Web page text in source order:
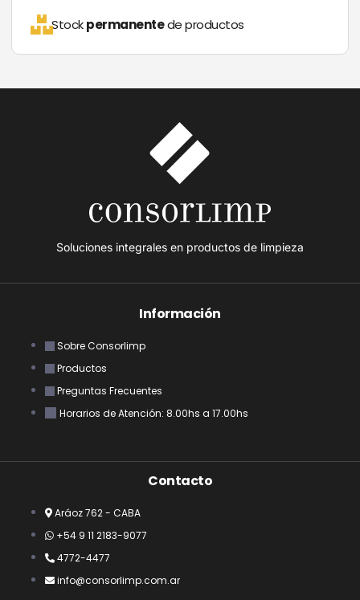
Stockpermanentede productos
Soluciones integrales en productos de limpieza
Información
Sobre Consorlimp
Productos
Preguntas Frecuentes
Horarios de Atención: 8.00hs a 17.00hs
Contacto
Aráoz 762 - CABA
+54 9 11 2183-9077
4772-4477
info@consorlimp.com.ar